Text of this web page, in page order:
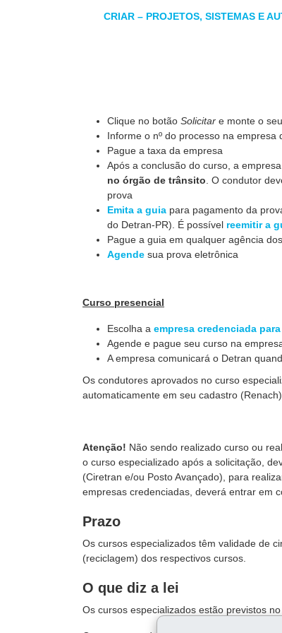
CRIAR – PROJETOS, SISTEMAS E
Clique no botão Solicitar e monte o
Informe o nº do processo na
Pague a taxa da empresa
Após a conclusão do curso, a
no órgão de trânsito . O condutor
prova
Emita a guia para pagamento da
do Detran-PR). É possível reemitir a
Pague a guia em qualquer agência dos
Agende sua prova eletrônica
Curso presencial
Escolha a empresa credenciada
Agende e pague seu curso na
A empresa comunicará o Detran
Os condutores aprovados no curso
automaticamente em seu cadastro
Atenção! Não sendo realizado curso ou
o curso especializado após a solicitação,
(Ciretran e/ou Posto Avançado), para
empresas credenciadas, deverá entrar em
Prazo
Os cursos especializados têm validade de
(reciclagem) dos respectivos cursos.
O que diz a lei
Os cursos especializados estão previstos no